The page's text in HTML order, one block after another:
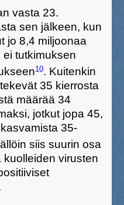
vasta 23.
sen jälkeen, kun
jo 8,4 miljoonaa
ei tutkimuksen
een10. Kuitenkin
35 kierrosta
määrää 34
, jotkut jopa 45,
35-
siis suurin osa
kuolleiden virusten